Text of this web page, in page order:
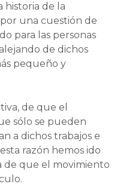
historia de la
una cuestión de
para las personas
de dichos
pequeño y
de que el
sólo se pueden
a dichos trabajos e
razón hemos ido
de que el movimiento